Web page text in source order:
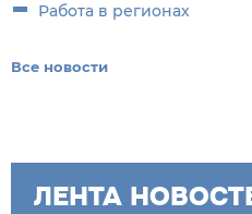
Работа в регионах
Все новости
ЛЕНТА